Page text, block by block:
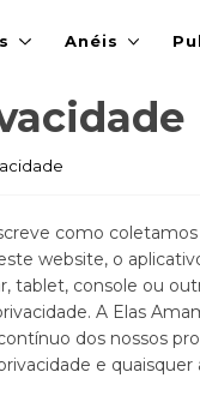
Anéis
como
website, o
tablet, console ou
A Elas
dos nossos
e quaisquer